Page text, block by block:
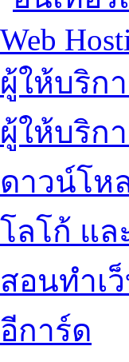
Web
ผู้ให้บริก
ผู้ให้บริก
ดาวน์โห
โลโก้ แล
สอนทำเ
อีการ์ด